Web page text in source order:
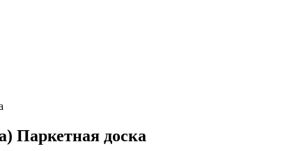
Паркетная доска